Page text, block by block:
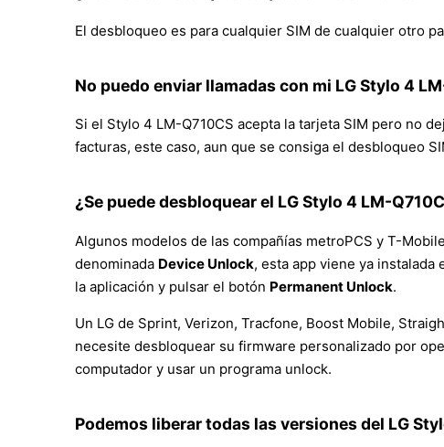
El desbloqueo es para cualquier SIM de cualquier otro
No puedo enviar llamadas con mi LG Stylo 4
Si el Stylo 4 LM-Q710CS acepta la tarjeta SIM pero no
facturas, este caso, aun que se consiga el desbloqueo
¿Se puede desbloquear el LG Stylo 4 LM-
Algunos modelos de las compañías metroPCS y T-
denominada Device Unlock, esta app viene ya
la aplicación y pulsar el botón Permanent Unlock.
Un LG de Sprint, Verizon, Tracfone, Boost Mobile,
necesite desbloquear su firmware personalizado por
computador y usar un programa unlock.
Podemos liberar todas las versiones del LG